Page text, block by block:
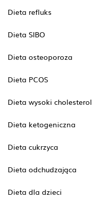
Dieta refluks
Dieta SIBO
Dieta osteoporoza
Dieta PCOS
Dieta wysoki cholesterol
Dieta ketogeniczna
Dieta cukrzyca
Dieta odchudzająca
Dieta dla dzieci